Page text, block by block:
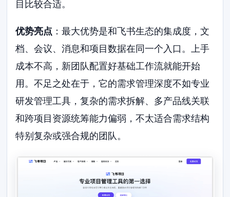
目比较合适。
优势亮点 ：最大优势是和飞书生态的集成度，文
档、会议、消息和项目数据在同一个入口。上手
成本不高，新团队配置好基础工作流就能开始
用。不足之处在于，它的需求管理深度不如专业
研发管理工具，复杂的需求拆解、多产品线关联
和跨项目资源统筹能力偏弱，不太适合需求结构
特别复杂或强合规的团队。